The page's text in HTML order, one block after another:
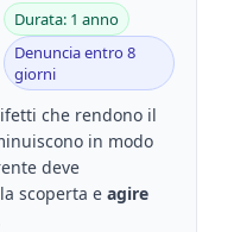
Durata: 1 anno
Denuncia entro 8
giorni
che rendono il
in modo
deve
scoperta e agire